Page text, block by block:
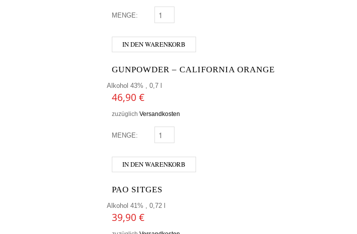
MENGE: AFFENZELLER - BESTSELLER BOX MENGE
IN DEN WARENKORB
GUNPOWDER – CALIFORNIA ORANGE
Alkohol 43% , 0,7 l
46,90 €
zuzüglich Versandkosten
MENGE: GUNPOWDER - CALIFORNIA ORANGE MENGE
IN DEN WARENKORB
PAO SITGES
Alkohol 41% , 0,72 l
39,90 €